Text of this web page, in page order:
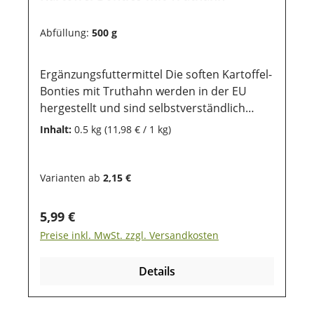
erhalten bleiben.
Abfüllung: 500 g
Ergänzungsfuttermittel Die soften Kartoffel-
Bonties mit Truthahn werden in der EU
hergestellt und sind selbstverständlich
weizen-, getreide- und glutenfrei. Sie eignen
Alltag. Die ausgewählte Rezeptur eignet sich
und allergische Hunde. Aufgrund der Größe
können Sie auch wunderbar für Welpen
genutzt werden.
Nebenerzeugnisse (min 26% Kartoffel),
Fleisch und tierische Nebenerzeugnisse
Inhalt: 0.5 kg (11,98 € / 1 kg)
Varianten ab 2,15 €
Regulärer Preis:
5,99 €
Preise inkl. MwSt. zzgl. Versandkosten
Details